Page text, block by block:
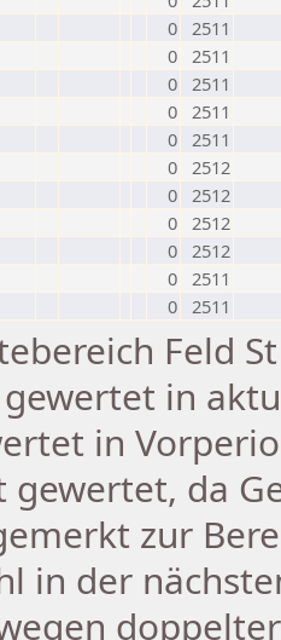
0 2511
0 2511
0 2511
0 2511
0 2511
0 2512
0 2512
0 2512
0 2512
0 2511
0 2511
Feld
in
in
gewertet, da
zur
in der